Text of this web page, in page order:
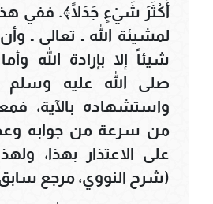
أَكْثَرَ شَيْءٍ جَدَلًا﴾. ففي
لمشيئة الله ـ تعالى ـ
شيئاً إلا بإرادة الله
صلى الله عليه وسلم
واستشهاده بالآية،
من سرعة من جوابه
على الاعتذار بهذا،
(شرح النووي، مرجع سابق، (4 /